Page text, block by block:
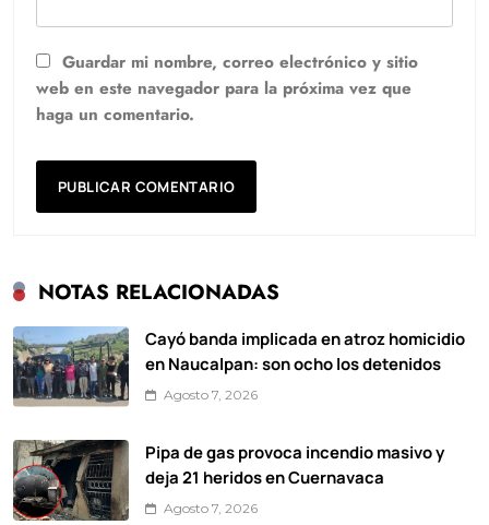
Guardar mi nombre, correo electrónico y sitio
web en este navegador para la próxima vez que
haga un comentario.
NOTAS RELACIONADAS
Cayó banda implicada en atroz homicidio
en Naucalpan: son ocho los detenidos
Agosto 7, 2026
Pipa de gas provoca incendio masivo y
deja 21 heridos en Cuernavaca
Agosto 7, 2026